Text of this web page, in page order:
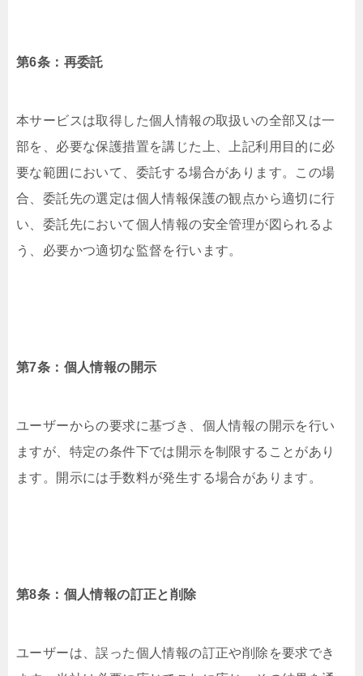
第6条：再委託
本サービスは取得した個人情報の取扱いの全部又は一
部を、必要な保護措置を講じた上、上記利用目的に必
要な範囲において、委託する場合があります。この場
合、委託先の選定は個人情報保護の観点から適切に行
い、委託先において個人情報の安全管理が図られるよ
う、必要かつ適切な監督を行います。
第7条：個人情報の開示
ユーザーからの要求に基づき、個人情報の開示を行い
ますが、特定の条件下では開示を制限することがあり
ます。開示には手数料が発生する場合があります。
第8条：個人情報の訂正と削除
ユーザーは、誤った個人情報の訂正や削除を要求でき